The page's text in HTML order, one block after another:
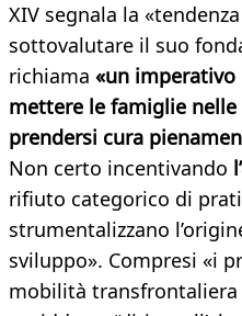
XIV segnala la
sottovalutare il suo
richiama «un
mettere le famiglie
prendersi cura
Non certo incentivando
rifiuto categorico di
strumentalizzano
sviluppo». Compresi «i
mobilità transfrontaliera